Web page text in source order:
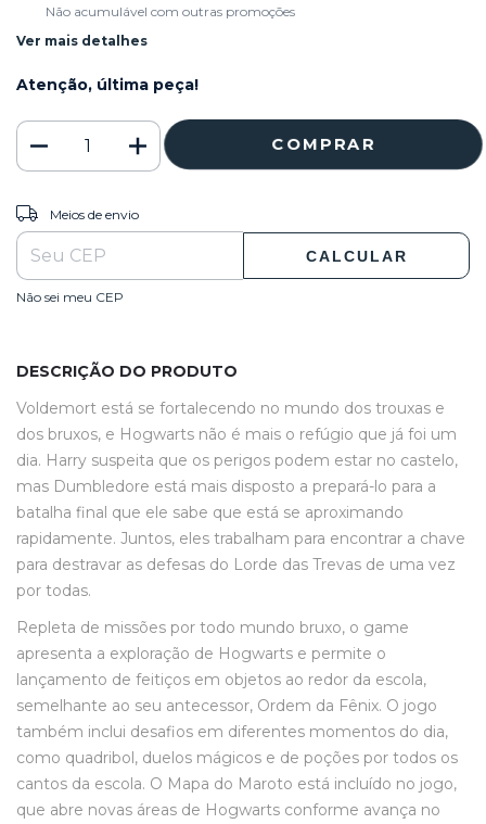
Não acumulável com outras promoções
Ver mais detalhes
Atenção, última peça!
Entregas para o CEP:
Meios de envio
CALCULAR
Não sei meu CEP
DESCRIÇÃO DO PRODUTO
Voldemort está se fortalecendo no mundo dos trouxas e
dos bruxos, e Hogwarts não é mais o refúgio que já foi um
dia. Harry suspeita que os perigos podem estar no castelo,
mas Dumbledore está mais disposto a prepará-lo para a
batalha final que ele sabe que está se aproximando
rapidamente. Juntos, eles trabalham para encontrar a chave
para destravar as defesas do Lorde das Trevas de uma vez
por todas.
Repleta de missões por todo mundo bruxo, o game
apresenta a exploração de Hogwarts e permite o
lançamento de feitiços em objetos ao redor da escola,
semelhante ao seu antecessor, Ordem da Fênix. O jogo
também inclui desafios em diferentes momentos do dia,
como quadribol, duelos mágicos e de poções por todos os
cantos da escola. O Mapa do Maroto está incluído no jogo,
que abre novas áreas de Hogwarts conforme avança no